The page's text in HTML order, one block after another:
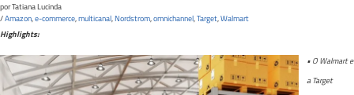
porTatiana Lucinda
/Amazon,e-commerce,multicanal,Nordstrom,omnichannel,Target,Walmart
Highlights:
• O Walmart e
a Target